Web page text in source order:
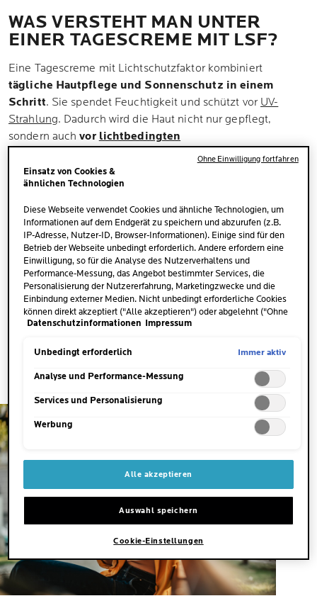
WAS VERSTEHT MAN UNTER
EINER TAGESCREME MIT LSF?
Eine Tagescreme mit Lichtschutzfaktor kombiniert
tägliche Hautpflege und Sonnenschutz in einem
Schritt. Sie spendet Feuchtigkeit und schützt vor UV-
Strahlung. Dadurch wird die Haut nicht nur gepflegt,
sondern auchvor lichtbedingten
. Viele Menschen denken bei
Sonnenschutz hauptsächlich an Strand oder Urlaub.
Tatsächlich ist UV-Strahlung jedoch auch im Alltag
relevant. Selbst bei bewölktem Himmel oder kurzen
Aufenthalten im Freien ist die Haut UV-Strahlung
ausgesetzt. Eine Gesichtscreme mit LSF ist daher
sinnvoller Bestandteil der täglichen Routine. Tagescremes
mit Sonnenschutz fühlen sich oft angenehm leicht auf der
Haut an. Sie ziehen schnell ein und eignen sich gut als
Make-up-Grundlage.
LSF den Hinweis SPF. Dies ist eine Abkürzung für die
englische Bezeichnung „Sun Protection Factor“.
Einsatz von Cookies &
ähnlichen Technologien
Diese Webseite verwendet Cookies und ähnliche Technologien, um
Informationen auf dem Endgerät zu speichern und abzurufen (z.B.
IP-Adresse, Nutzer-ID, Browser-Informationen). Einige sind für den
Betrieb der Webseite unbedingt erforderlich. Andere erfordern eine
Einwilligung, so für die Analyse des Nutzerverhaltens und
Performance-Messung, das Angebot bestimmter Services, die
Personalisierung der Nutzererfahrung, Marketingzwecke und die
Einbindung externer Medien. Nicht unbedingt erforderliche Cookies
können direkt akzeptiert ("Alle akzeptieren") oder abgelehnt ("Ohne
Einwilligung fortfahren") werden. Individuelle Anpassungen der
speichern"). Die Auswahl kann jederzeit unter dem Link "Cookie-
unsere Datenschutzinformationen.
Datenschutzinformationen Impressum
Unbedingt erforderlich Immer aktiv
Analyse und Performance-Messung
Services und Personalisierung
Werbung
Alle akzeptieren
Auswahl speichern
Cookie-Einstellungen
Ohne Einwilligung fortfahren